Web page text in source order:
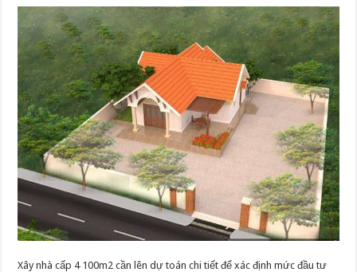
Xây nhà cấp 4 100m2 cần lên dự toán chi tiết để xác định mức đầu tư